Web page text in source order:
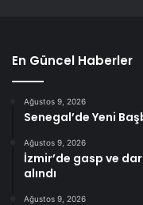
En Güncel Haberler
Ağustos 9, 2026
Senegal’de Yeni
Ağustos 9, 2026
İzmir’de gasp ve
alındı
Ağustos 9, 2026